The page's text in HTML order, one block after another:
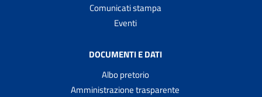
Comunicati stampa
Eventi
DOCUMENTI E DATI
Albo pretorio
Amministrazione trasparente